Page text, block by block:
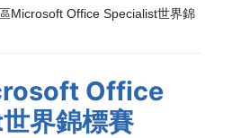
Microsoft Office Specialist世界錦
Office
界錦標賽